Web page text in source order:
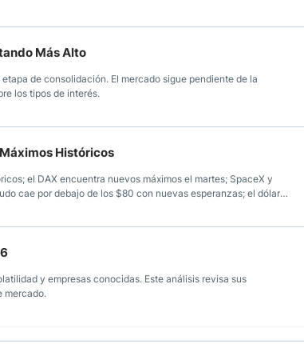
Más Alto
de consolidación. El mercado sigue pendiente de la
los tipos de interés.
Históricos
el DAX encuentra nuevos máximos el martes; SpaceX y
cae por debajo de los $80 con nuevas esperanzas; el dólar
mexicano ve un repunte a medida que las tasas caen en EE.
y empresas conocidas. Este análisis revisa sus
mercado.